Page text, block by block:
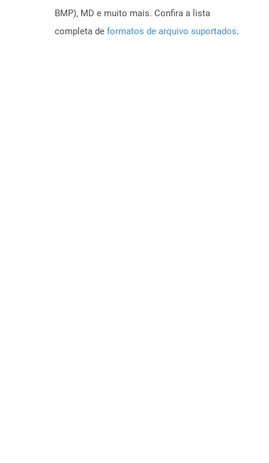
BMP), MD e muito mais. Confira a lista
completa de formatos de arquivo suportados.